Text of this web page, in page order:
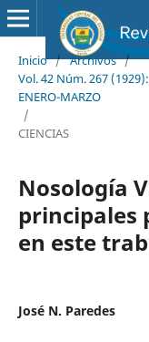
Inicio / Archivos /
Vol. 42 Núm. 267
ENERO-MARZO
/
CIENCIAS
Nosología
principales
en este
José N. Paredes